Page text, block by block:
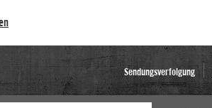
Sendungsverfolgung